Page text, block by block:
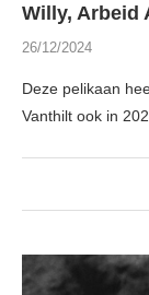
Willy, Arbeid
26/12/2024
Deze pelikaan
Vanthilt ook in